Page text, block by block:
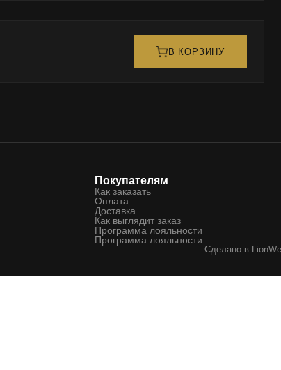
В КОРЗИНУ
Покупателям
Как заказать
Оплата
Доставка
Как выглядит заказ
Программа лояльности
Программа лояльности
Сделано в